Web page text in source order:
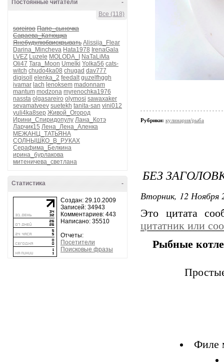
-
Постоянные читатели
Все (118)
soreiroo Папе_сыночка
Сараева_Катющка
Янебудулюбвискрывать Alissija_Flear
Darina_Mincheva Hata1978 IrenaGala
LVEZ Luzele MOLODA_I
NaTaLiMa
Oli47 Tara_Moon Umelki Yolka56 cats-
witch chudo4ka08 chugad dav777
digisoll
elenka_2 feedalt guzelfhggh
ivamar lach lenoksem madonnam
mantum modzona myrenochka1976
nassta olgasareiro olymosi sawaxaker
sevamatveev suetekh tanita-san vini012
yuli4ka8sep Живой_Огород
Ирини_Спиридопулу Лана_Котэ
Ларчик15 Лена_Лена_Аленка
МЕЖАНЦ_ТАТЬЯНА
СОЛНЫШКО_В_РУКАХ
Серафима_Белкина
ирина_бурлакова
митеничева_светлана
-
Статистика
Создан: 29.10.2009
Записей: 34943
Комментариев: 443
Написано: 35510
Отчеты:
Посетители
Поисковые фразы
Рубрики: кулинария/рыба
БЕЗ
Вторник, 12 Ноября
Это цитата
цитатник или
Рыбные
Филе